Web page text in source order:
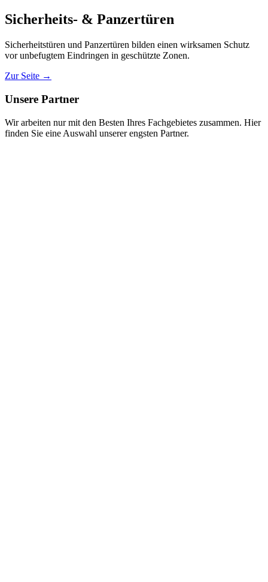
Sicherheits- & Panzertüren
Sicherheitstüren und Panzertüren bilden einen wirksamen Schutz
vor unbefugtem Eindringen in geschützte Zonen.
Zur Seite →
Unsere Partner
Wir arbeiten nur mit den Besten Ihres Fachgebietes zusammen. Hier
finden Sie eine Auswahl unserer engsten Partner.